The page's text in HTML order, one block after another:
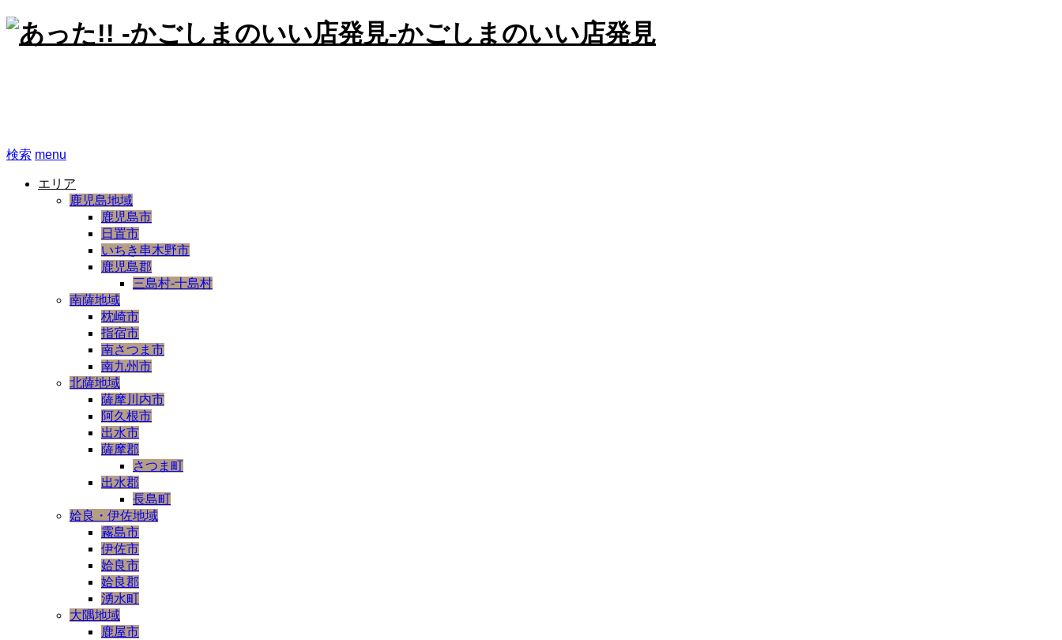
かごしまのいい店発見
検索 menu
エリア
鹿児島地域
鹿児島市
日置市
いちき串木野市
鹿児島郡
三島村-十島村
南薩地域
枕崎市
指宿市
南さつま市
南九州市
北薩地域
薩摩川内市
阿久根市
出水市
薩摩郡
さつま町
出水郡
長島町
姶良・伊佐地域
霧島市
伊佐市
姶良市
姶良郡
湧水町
大隅地域
鹿屋市